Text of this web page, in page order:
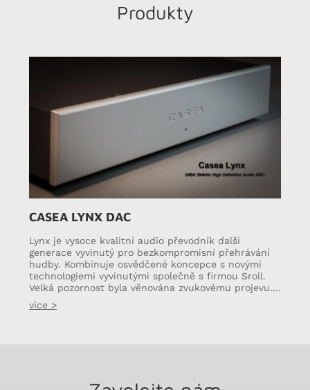
Produkty
CASEA LYNX DAC
Lynx je vysoce kvalitní audio převodník další
generace vyvinutý pro bezkompromisní přehrávání
hudby. Kombinuje osvědčené koncepce s novými
technologiemi vyvinutými společně s firmou Sroll.
Velká pozornost byla věnována zvukovému projevu.…
více >